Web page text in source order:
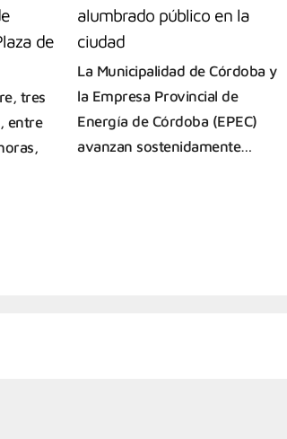
de
tres
entre
alumbrado público en la
ciudad
La Municipalidad de Córdoba y
la Empresa Provincial de
Energía de Córdoba (EPEC)
avanzan sostenidamente…